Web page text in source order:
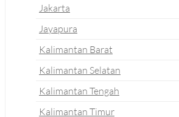
Jakarta
Jayapura
Kalimantan Barat
Kalimantan Selatan
Kalimantan Tengah
Kalimantan Timur